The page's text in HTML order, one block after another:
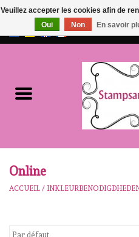
EUR/
NOUVEAU!!
workshops
Online
ACCUEIL /
Veuillez accepter les cookies afin de
Oui
Non En savoir